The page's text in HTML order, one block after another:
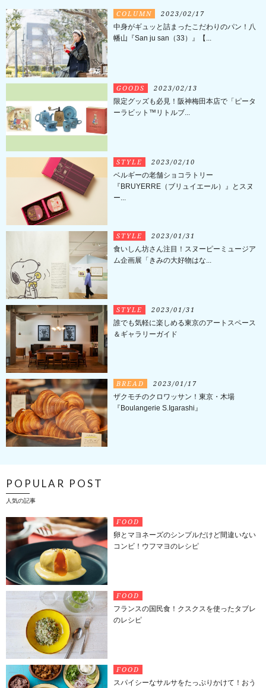
COLUMN 2023/02/17
中身がギュッと詰まったこだわりのパン！八
幡山『San ju san（33）』【...
GOODS 2023/02/13
限定グッズも必見！阪神梅田本店で「ピータ
ーラビット™リトルブ...
STYLE 2023/02/10
ベルギーの老舗ショコラトリー
『BRUYERRE（ブリュイエール）』とスヌ
ー...
STYLE 2023/01/31
食いしん坊さん注目！スヌーピーミュージア
ム企画展「きみの大好物はな...
STYLE 2023/01/31
誰でも気軽に楽しめる東京のアートスペース
＆ギャラリーガイド
BREAD 2023/01/17
ザクモチのクロワッサン！東京・木場
『Boulangerie S.Igarashi』
POPULAR POST
人気の記事
FOOD
卵とマヨネーズのシンプルだけど間違いない
コンビ！ウフマヨのレシピ
FOOD
フランスの国民食！クスクスを使ったタブレ
のレシピ
FOOD
スパイシーなサルサをたっぷりかけて！おう